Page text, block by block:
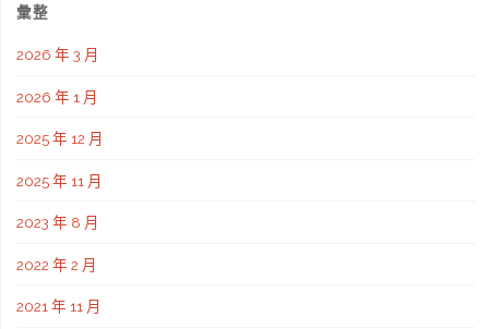
彙整
2026 年 3 月
2026 年 1 月
2025 年 12 月
2025 年 11 月
2023 年 8 月
2022 年 2 月
2021 年 11 月